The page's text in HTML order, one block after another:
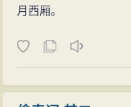
月西厢。